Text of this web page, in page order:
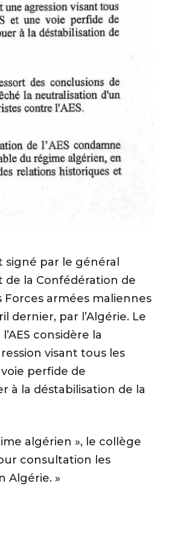
signé par le général
de la Confédération de
Forces armées maliennes
dernier, par l’Algérie. Le
considère la
visant tous les
perfide de
à la déstabilisation de la
algérien », le collège
consultation les
Algérie. »